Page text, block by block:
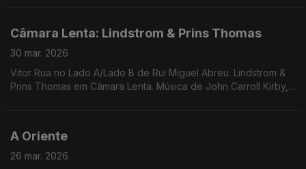
Câmara Lenta: Lindstrom & Prins Thomas
30 mar. 2026
Vitor Rua no Lado A/Lado B de Rui Miguel Abreu. Lindstrom &
Prins Thomas em Câmara Lenta. Música de John Carroll Kirby,
A Oriente
26 mar. 2026